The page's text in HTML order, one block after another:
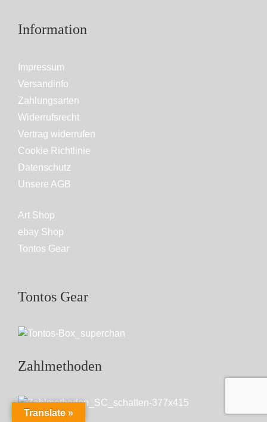
Information
Impressum
Versandinfo
Zahlungsarten
Widerrufsrecht
Vertrag widerrufen
Cookie Richtlinie
Datenschutz
Unsere AGB
Art Shop
ebay Shop
Tontos Gear
Tontos Gear
Zahlmethoden
Translate »